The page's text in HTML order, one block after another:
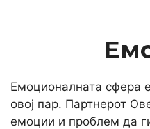
Емоционалната сфера
овој пар. Партнерот
емоции и проблем да